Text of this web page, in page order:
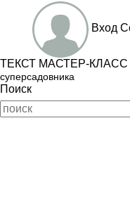
Вход
ТЕКСТ МАСТЕР-КЛАСС
суперсадовника
Поиск